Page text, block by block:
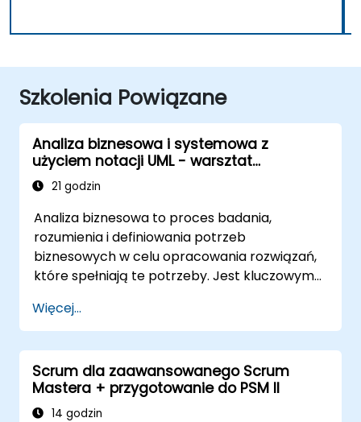
Szkolenia Powiązane
Analiza biznesowa i systemowa z
użyciem notacji UML - warsztat
praktyczny dla PO w metodyce Scrum
21 godzin
Analiza biznesowa to proces badania,
rozumienia i definiowania potrzeb
biznesowych w celu opracowania rozwiązań,
które spełniają te potrzeby. Jest kluczowym
w organizacji oraz projektowania nowych
rozwiązań biznesowych. Analiza biznesowa
ma na celu zapewnienie, że rozwiązania
technologiczne, procesowe lub organizacyjne
spełniają cele i potrzeby biznesowe. Jest
kluczowym elementem w zapewnieniu
Więcej...
Scrum dla zaawansowanego Scrum
Mastera + przygotowanie do PSM II
14 godzin